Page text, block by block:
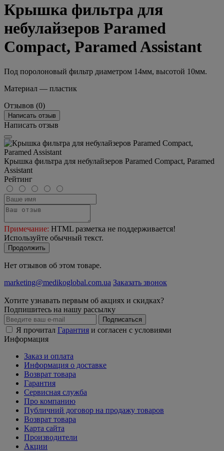
Крышка фильтра для
небулайзеров Paramed
Compact, Paramed Assistant
Под поролоновый фильтр диаметром 14мм, высотой 10мм.
Материал — пластик
Отзывов (0)
Написать отзыв
Написать отзыв
Крышка фильтра для небулайзеров Paramed Compact, Paramed
Assistant
Рейтинг
Примечание: HTML разметка не поддерживается!
Используйте обычный текст.
Продолжить
Нет отзывов об этом товаре.
marketing@medikoglobal.com.ua Заказать звонок
Хотите узнавать первым об акциях и скидках?
Подпишитесь на нашу рассылку
Подписаться
Я прочитал Гарантия и согласен с условиями
Информация
Заказ и оплата
Информация о доставке
Возврат товара
Гарантия
Сервисная служба
Про компанию
Публичний договор на продажу товаров
Возврат товара
Карта сайта
Производители
Акции